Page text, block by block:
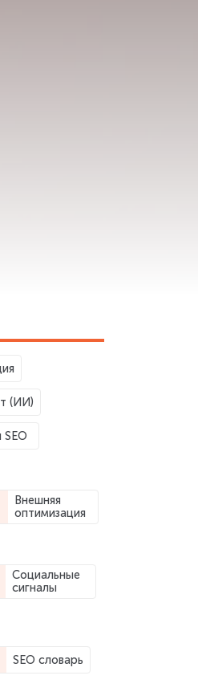
Внешняя
оптимизация
Социальные
сигналы
(ИИ)
SEO словарь